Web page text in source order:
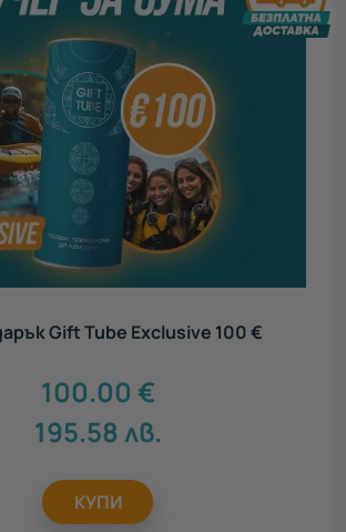
Gift Tube Exclusive 100 €
100.00 €
195.58 лв.
КУПИ